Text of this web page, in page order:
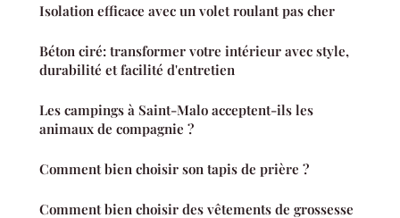
Isolation efficace avec un volet roulant pas cher
Béton ciré: transformer votre intérieur avec style,
durabilité et facilité d'entretien
Les campings à Saint-Malo acceptent-ils les
animaux de compagnie ?
Comment bien choisir son tapis de prière ?
Comment bien choisir des vêtements de grossesse